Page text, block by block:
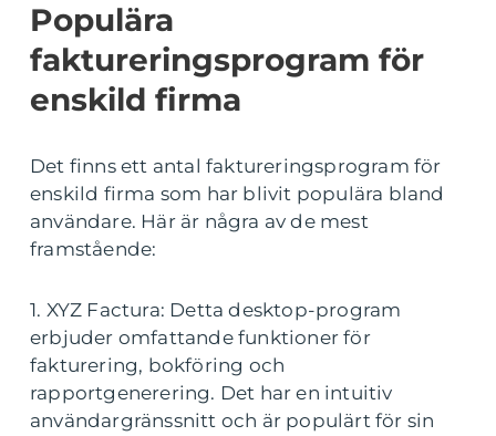
Populära
faktureringsprogram för
enskild firma
Det finns ett antal faktureringsprogram för
enskild firma som har blivit populära bland
användare. Här är några av de mest
framstående:
1. XYZ Factura: Detta desktop-program
erbjuder omfattande funktioner för
fakturering, bokföring och
rapportgenerering. Det har en intuitiv
användargränssnitt och är populärt för sin